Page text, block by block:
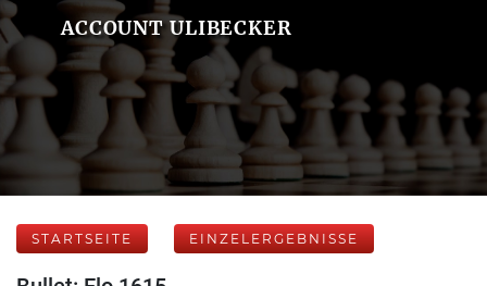
ACCOUNT ULIBECKER
STARTSEITE EINZELERGEBNISSE